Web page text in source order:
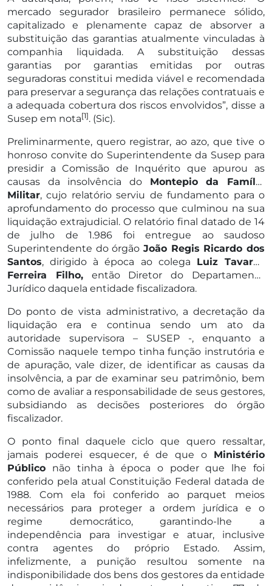
mercado segurador brasileiro permanece sólido,
capitalizado e plenamente capaz de absorver a
substituição das garantias atualmente vinculadas à
companhia liquidada. A substituição dessas
garantias por garantias emitidas por outras
seguradoras constitui medida viável e recomendada
para preservar a segurança das relações contratuais e
a adequada cobertura dos riscos envolvidos”, disse a
Susep em nota[1]. (Sic).
Preliminarmente, quero registrar, ao azo, que tive o
honroso convite do Superintendente da Susep para
presidir a Comissão de Inquérito que apurou as
causas da insolvência do Montepio da Família
Militar, cujo relatório serviu de fundamento para o
aprofundamento do processo que culminou na sua
liquidação extrajudicial. O relatório final datado de 14
de julho de 1.986 foi entregue ao saudoso
Superintendente do órgão João Regis Ricardo dos
Santos, dirigido à época ao colega Luiz Tavares
Ferreira Filho,então Diretor do Departamento
Jurídico daquela entidade fiscalizadora.
Do ponto de vista administrativo, a decretação da
liquidação era e continua sendo um ato da
autoridade supervisora – SUSEP -, enquanto a
Comissão naquele tempo tinha função instrutória e
de apuração, vale dizer, de identificar as causas da
insolvência, a par de examinar seu patrimônio, bem
como de avaliar a responsabilidade de seus gestores,
subsidiando as decisões posteriores do órgão
fiscalizador.
O ponto final daquele ciclo que quero ressaltar,
jamais poderei esquecer, é de que o Ministério
Público não tinha à época o poder que lhe foi
conferido pela atual Constituição Federal datada de
1988. Com ela foi conferido ao parquet meios
necessários para proteger a ordem jurídica e o
regime democrático, garantindo-lhe a
independência para investigar e atuar, inclusive
contra agentes do próprio Estado. Assim,
infelizmente, a punição resultou somente na
indisponibilidade dos bens dos gestores da entidade